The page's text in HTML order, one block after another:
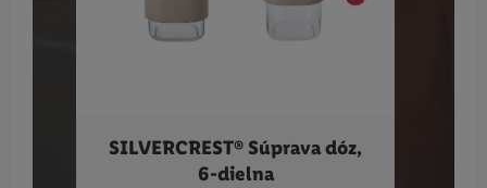
SILVERCREST® Súprava dóz,
6-dielna